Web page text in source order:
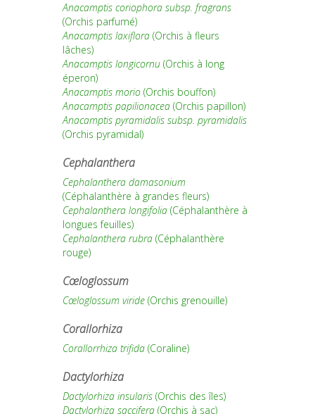
Anacamptis coriophora subsp. fragrans
(Orchis parfumé)
Anacamptis laxiflora (Orchis à fleurs
lâches)
Anacamptis longicornu (Orchis à long
éperon)
Anacamptis morio (Orchis bouffon)
Anacamptis papilionacea (Orchis papillon)
Anacamptis pyramidalis subsp. pyramidalis
(Orchis pyramidal)
Cephalanthera
Cephalanthera damasonium
(Céphalanthère à grandes fleurs)
Cephalanthera longifolia (Céphalanthère à
longues feuilles)
Cephalanthera rubra (Céphalanthère
rouge)
Cœloglossum
Cœloglossum viride (Orchis grenouille)
Corallorhiza
Corallorrhiza trifida (Coraline)
Dactylorhiza
Dactylorhiza insularis (Orchis des îles)
Dactylorhiza saccifera (Orchis à sac)